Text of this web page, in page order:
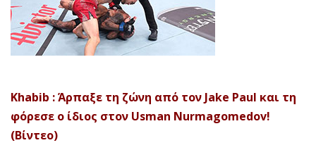
Khabib : Άρπαξε τη ζώνη από τον Jake Paul και τη
φόρεσε ο ίδιος στον Usman Nurmagomedov!
(Βίντεο)